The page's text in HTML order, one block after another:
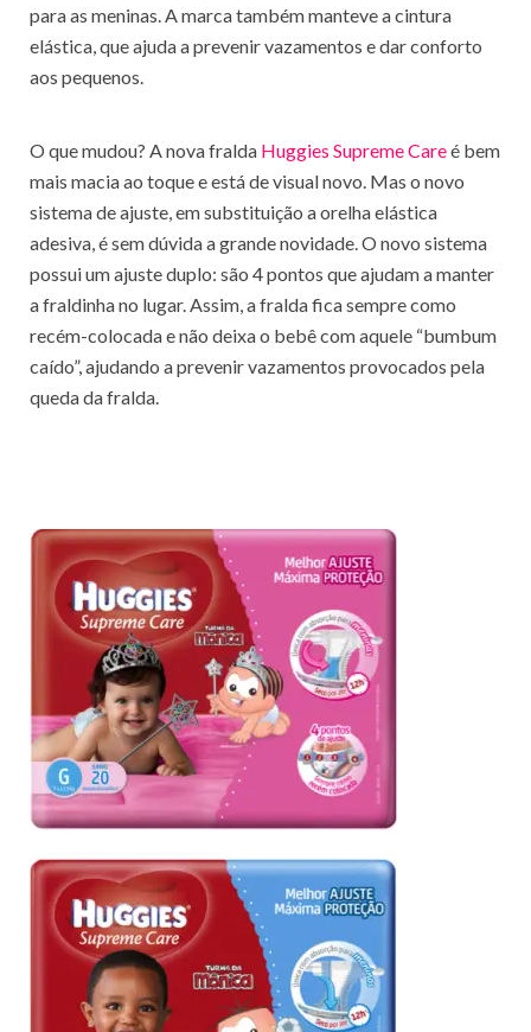
para as meninas. A marca também manteve a cintura
elástica, que ajuda a prevenir vazamentos e dar conforto
aos pequenos.
O que mudou? A nova fralda Huggies Supreme Careé bem
mais macia ao toque e está de visual novo. Mas o novo
sistema de ajuste, em substituição a orelha elástica
adesiva, é sem dúvida a grande novidade. O novo sistema
possui um ajuste duplo: são 4 pontos que ajudam a manter
a fraldinha no lugar. Assim, a fralda fica sempre como
recém-colocada e não deixa o bebê com aquele “bumbum
caído”, ajudando a prevenir vazamentos provocados pela
queda da fralda.